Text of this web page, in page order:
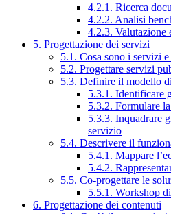
4.2.1. Ricerca
4.2.2. Analisi
4.2.3. Valutazione
5. Progettazione dei servizi
5.1. Cosa sono i servizi
5.2. Progettare servizi
5.3. Definire il modello
5.3.1. Identificare
5.3.2. Formulare
5.3.3. Inquadrare
servizio
5.4. Descrivere il
5.4.1. Mappare
5.4.2.
5.5. Co-progettare le
5.5.1. Workshop
6. Progettazione dei contenuti